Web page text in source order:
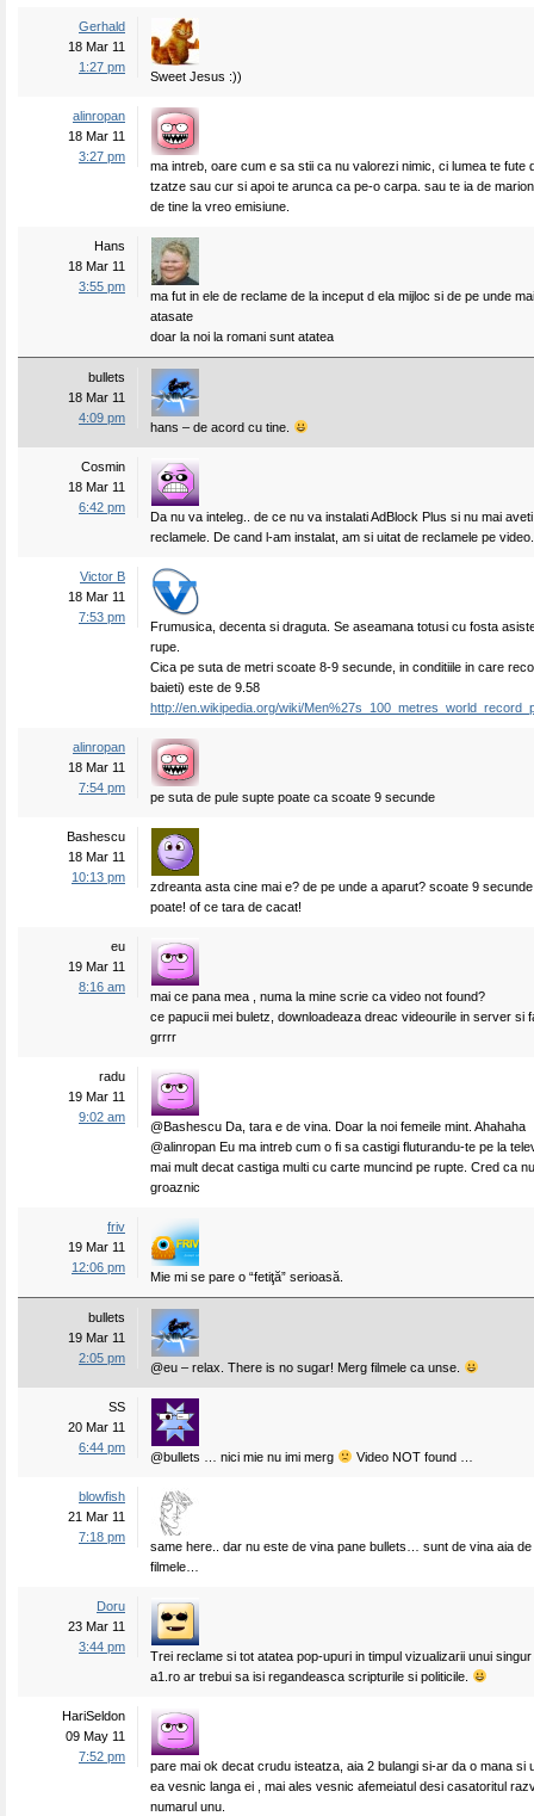
Gerhald
18 Mar 11
1:27 pm
Sweet Jesus :))
alinropan
18 Mar 11
3:27 pm
ma intreb, oare cum e sa stii ca nu valorezi nimic, ci lumea te fute
tzatze sau cur si apoi te arunca ca pe-o carpa. sau te ia de
de tine la vreo emisiune.
Hans
18 Mar 11
3:55 pm
ma fut in ele de reclame de la inceput d ela mijloc si de pe unde
atasate
doar la noi la romani sunt atatea
bullets
18 Mar 11
4:09 pm
hans – de acord cu tine.
Cosmin
18 Mar 11
6:42 pm
Da nu va inteleg.. de ce nu va instalati AdBlock Plus si nu mai
reclamele. De cand l-am instalat, am si uitat de reclamele pe video.
Victor B
18 Mar 11
7:53 pm
Frumusica, decenta si draguta. Se aseamana totusi cu fosta
rupe.
Cica pe suta de metri scoate 8-9 secunde, in conditiile in care
baieti) este de 9.58
http://en.wikipedia.org/wiki/
alinropan
18 Mar 11
7:54 pm
pe suta de pule supte poate ca scoate 9 secunde
Bashescu
18 Mar 11
10:13 pm
zdreanta asta cine mai e? de pe unde a aparut? scoate 9
poate! of ce tara de cacat!
eu
19 Mar 11
8:16 am
mai ce pana mea , numa la mine scrie ca video not found?
ce papucii mei buletz, downloadeaza dreac videourile in server si
grrrr
radu
19 Mar 11
9:02 am
@Bashescu Da, tara e de vina. Doar la noi femeile mint. Ahahaha
@alinropan Eu ma intreb cum o fi sa castigi fluturandu-te pe la
mai mult decat castiga multi cu carte muncind pe rupte. Cred ca
groaznic
friv
19 Mar 11
12:06 pm
Mie mi se pare o “fetiţă” serioasă.
bullets
19 Mar 11
2:05 pm
@eu – relax. There is no sugar! Merg filmele ca unse.
SS
20 Mar 11
6:44 pm
@bullets … nici mie nu imi merg Video NOT found …
blowfish
21 Mar 11
7:18 pm
same here.. dar nu este de vina pane bullets… sunt de vina aia
filmele…
Doru
23 Mar 11
3:44 pm
Trei reclame si tot atatea pop-upuri in timpul vizualizarii unui
a1.ro ar trebui sa isi regandeasca scripturile si politicile.
HariSeldon
09 May 11
7:52 pm
pare mai ok decat crudu isteatza, aia 2 bulangi si-ar da o mana si
ea vesnic langa ei , mai ales vesnic afemeiatul desi casatoritul
numarul unu.